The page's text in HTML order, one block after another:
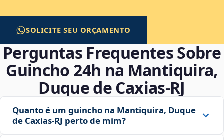
SOLICITE SEU ORÇAMENTO
Perguntas Frequentes Sobre
Guincho 24h na Mantiquira,
Duque de Caxias‑RJ
Quanto é um guincho na Mantiquira, Duque
de Caxias‑RJ perto de mim?